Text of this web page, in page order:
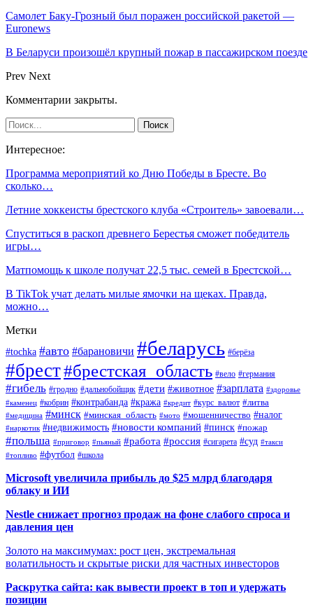
Самолет Баку-Грозный был поражен российской ракетой —
Euronews
В Беларуси произошёл крупный пожар в пассажирском поезде
Prev Next
Комментарии закрыты.
Интересное:
Программа мероприятий ко Дню Победы в Бресте. Во
сколько…
Летние хоккеисты брестского клуба «Строитель» завоевали…
Спуститься в раскоп древнего Берестья сможет победитель
игры…
Матпомощь к школе получат 22,5 тыс. семей в Брестской…
В TikTok учат делать милые ямочки на щеках. Правда,
можно…
Метки
#tochka #авто #барановичи #беларусь #берёза
#брест#брестская_область #вело #германия
#гибель #гродно #дальнобойщик #дети #животное #зарплата #здоровье
#каменец #кобрин #контрабанда #кража #кредит #курс_валют #литва
#медицина #минск #минская_область #мото #мошенничество #налог
#наркотик #недвижимость #новости компаний #пинск #пожар
#польша #приговор #пьяный #работа #россия #сигарета #суд #такси
#топливо #футбол #школа
Microsoft увеличила прибыль до $25 млрд благодаря
облаку и ИИ
Nestle снижает прогноз продаж на фоне слабого спроса и
давления цен
Золото на максимумах: рост цен, экстремальная
волатильность и скрытые риски для частных инвесторов
Раскрутка сайта: как вывести проект в топ и удержать
позиции